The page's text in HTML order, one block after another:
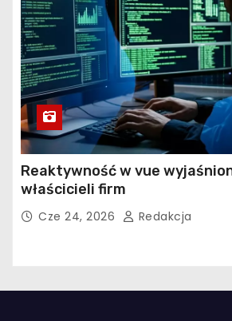
Reaktywność w vue
właścicieli firm
Cze 24, 2026 Redakcja